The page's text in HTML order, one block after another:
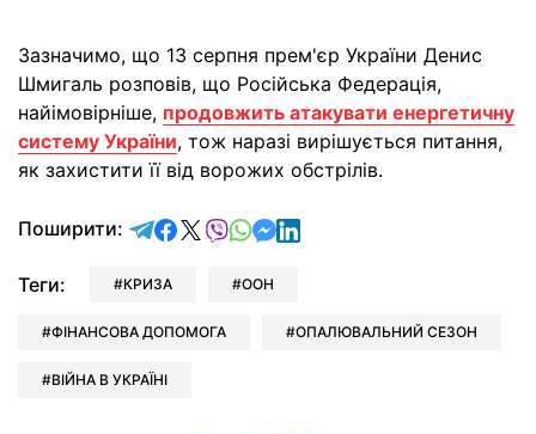
Зазначимо, що 13 серпня прем'єр України Денис
Шмигаль розповів, що Російська Федерація,
найімовірніше, продовжить атакувати енергетичну
систему України, тож наразі вирішується питання,
як захистити її від ворожих обстрілів.
Поширити: відправити у Telegram
поділитись у Facebook
поділитись у X
відправити у Viber
відправити у Whatsapp
відправити у Messenger
відправити у LinkedIn
Теги: КРИЗА ООН
ФІНАНСОВА ДОПОМОГА ОПАЛЮВАЛЬНИЙ СЕЗОН
ВІЙНА В УКРАЇНІ